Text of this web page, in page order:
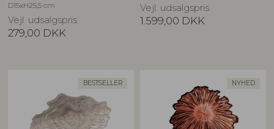
D15xH25,5 cm
Vejl. udsalgspris
279,00 DKK
Vejl. udsalgspris
1.599,00 DKK
BESTSELLER NYHED